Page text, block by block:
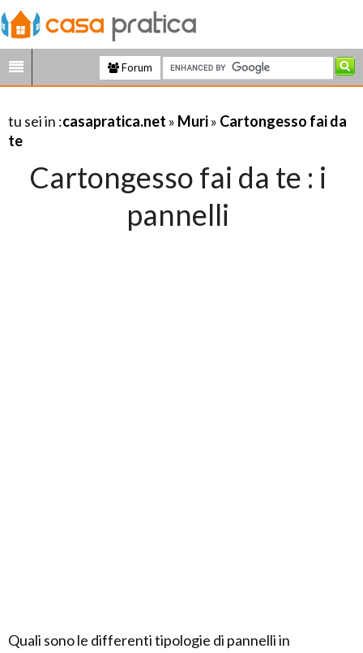
Forum
tu sei in :casapratica.net » Muri» Cartongesso fai da
te
Cartongesso fai da te : i
pannelli
Quali sono le differenti tipologie di pannelli in